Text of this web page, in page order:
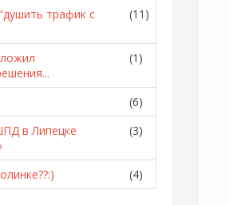
трафик с
(11)
(1)
(6)
в Липецке
(3)
(4)